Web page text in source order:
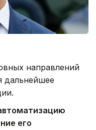
направлений
дальнейшее
его